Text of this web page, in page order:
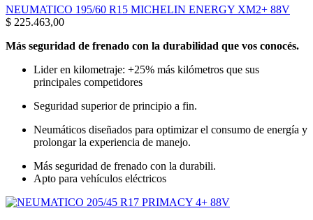
NEUMATICO 195/60 R15 MICHELIN ENERGY XM2+ 88V
$ 225.463,00
Más seguridad de frenado con la durabilidad que vos conocés.
Lider en kilometraje: +25% más kilómetros que sus
principales competidores
Seguridad superior de principio a fin.
Neumáticos diseñados para optimizar el consumo de energía y
prolongar la experiencia de manejo.
Más seguridad de frenado con la durabili.
Apto para vehículos eléctricos